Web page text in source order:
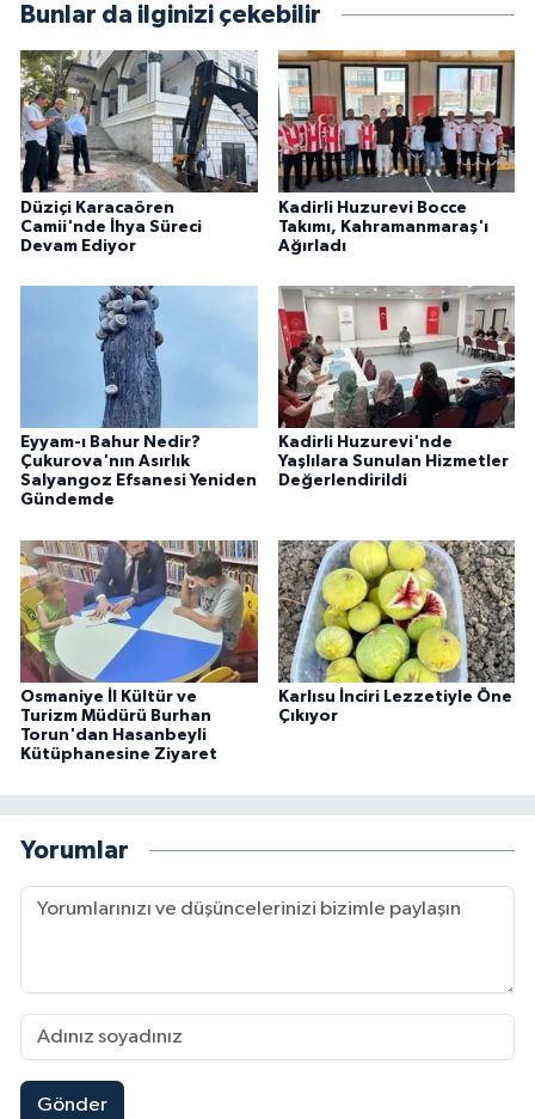
Bunlar da ilginizi çekebilir
Düziçi Karacaören
Camii'nde İhya Süreci
Devam Ediyor
Kadirli Huzurevi Bocce
Takımı, Kahramanmaraş'ı
Ağırladı
Eyyam-ı Bahur Nedir?
Çukurova'nın Asırlık
Salyangoz Efsanesi Yeniden
Gündemde
Kadirli Huzurevi'nde
Yaşlılara Sunulan Hizmetler
Değerlendirildi
Osmaniye İl Kültür ve
Turizm Müdürü Burhan
Torun'dan Hasanbeyli
Kütüphanesine Ziyaret
Karlısu İnciri Lezzetiyle Öne
Çıkıyor
Yorumlar
Gönder